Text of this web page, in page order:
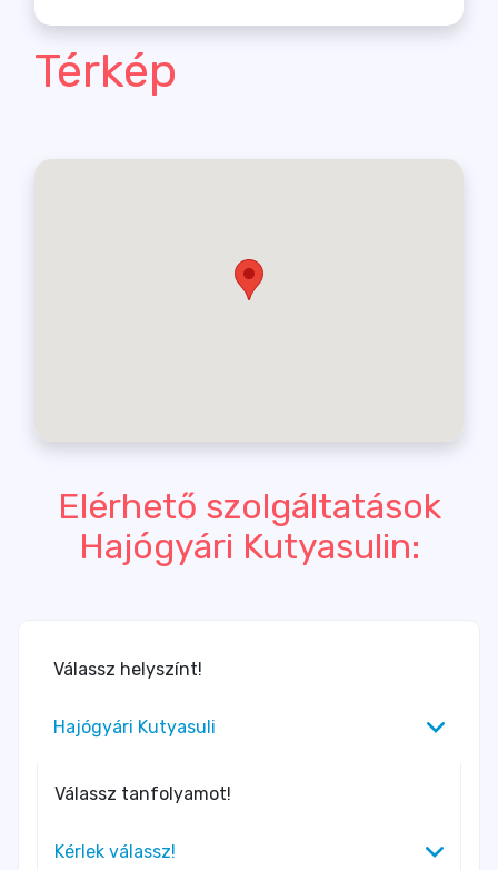
Térkép
Elérhető szolgáltatások
Hajógyári Kutyasulin:
Válassz helyszínt!
Hajógyári Kutyasuli
Válassz tanfolyamot!
Kérlek válassz!